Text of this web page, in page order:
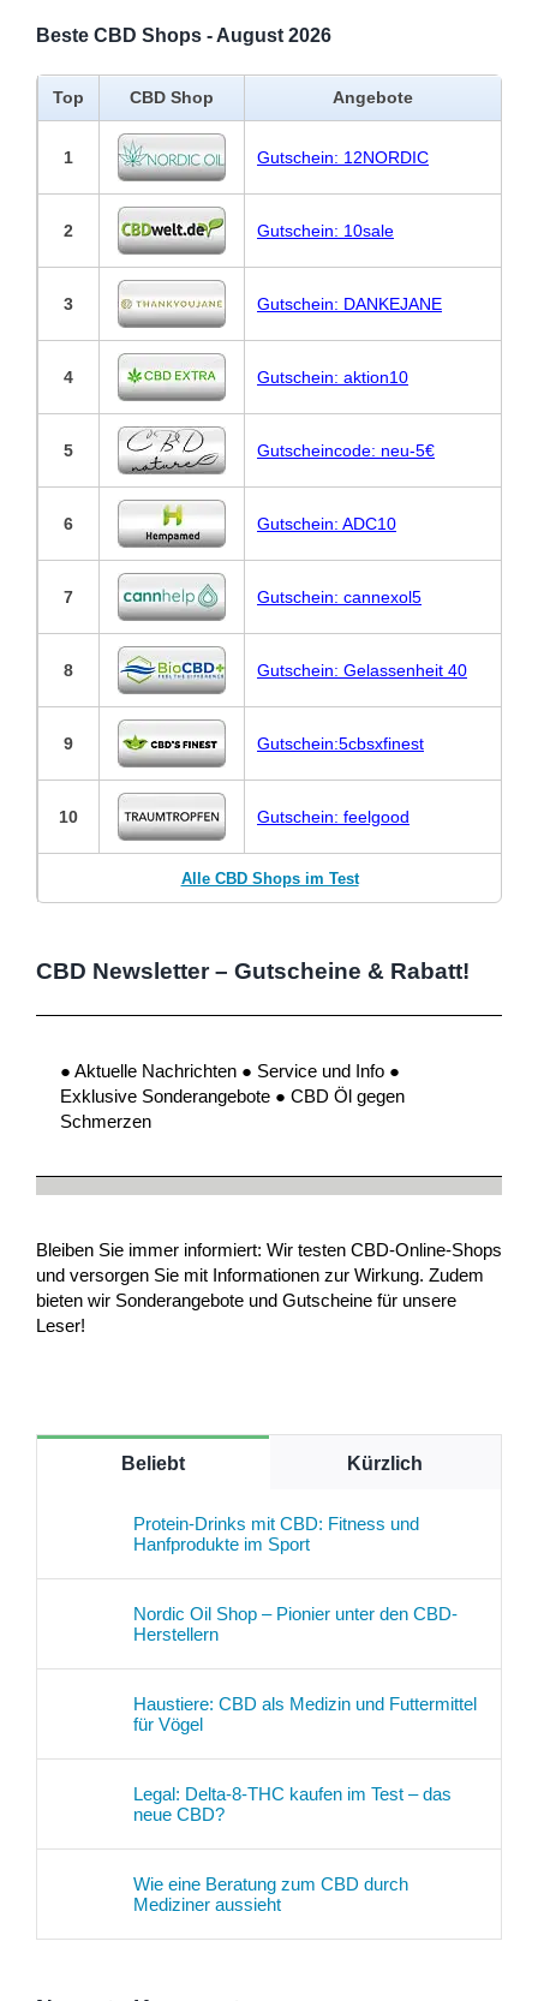
Beste CBD Shops - August 2026
Top CBD Shop Angebote
1 Gutschein: 12NORDIC
2 Gutschein: 10sale
3 Gutschein: DANKEJANE
4 Gutschein: aktion10
5 Gutscheincode: neu-5€
6 Gutschein: ADC10
7 Gutschein: cannexol5
8 Gutschein: Gelassenheit 40
9 Gutschein:5cbsxfinest
10 Gutschein: feelgood
Alle CBD Shops im Test
CBD Newsletter – Gutscheine & Rabatt!
● Aktuelle Nachrichten ● Service und Info ●
Exklusive Sonderangebote ● CBD Öl gegen
Schmerzen
Bleiben Sie immer informiert: Wir testen CBD-Online-Shops
und versorgen Sie mit Informationen zur Wirkung. Zudem
bieten wir Sonderangebote und Gutscheine für unsere
Leser!
Beliebt Kürzlich
Protein-Drinks mit CBD: Fitness und
Hanfprodukte im Sport
Nordic Oil Shop – Pionier unter den CBD-
Herstellern
Haustiere: CBD als Medizin und Futtermittel
für Vögel
Legal: Delta-8-THC kaufen im Test – das
neue CBD?
Wie eine Beratung zum CBD durch
Mediziner aussieht